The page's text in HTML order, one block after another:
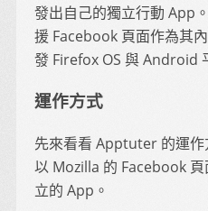
發出自己的獨立行動 App
援 Facebook 頁面作為其
發 Firefox OS 與 Android
運作方式
先來看看 Apptuter 的運作
以 Mozilla 的 Facebook
立的 App。